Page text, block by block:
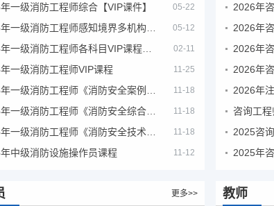
一级消防工程师综合【VIP课件】 05-22
05-12
02-11
一级消防工程师VIP课程 11-25
11-18
11-18
11-18
中级消防设施操作员课程 11-12
2026年
更多>> 教师